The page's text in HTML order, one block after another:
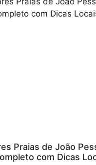
Praias de João
com Dicas